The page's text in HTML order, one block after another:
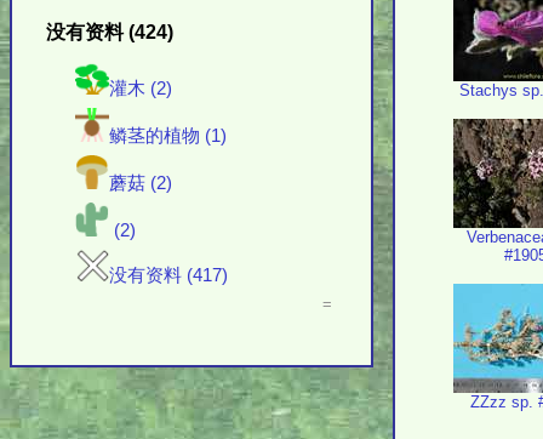
没有资料 (424)
灌木 (2)
鳞茎的植物 (1)
蘑菇 (2)
(2)
没有资料 (417)
=
Stachys
ZZzz sp.